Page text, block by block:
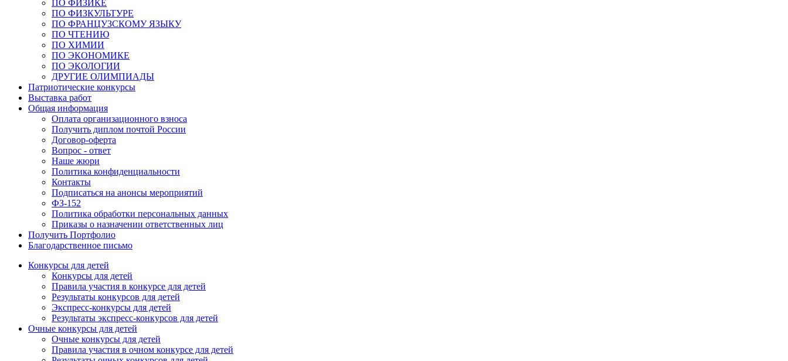
ПО ФИЗИКЕ
ПО ФИЗКУЛЬТУРЕ
ПО ФРАНЦУЗСКОМУ ЯЗЫКУ
ПО ЧТЕНИЮ
ПО ХИМИИ
ПО ЭКОНОМИКЕ
ПО ЭКОЛОГИИ
ДРУГИЕ ОЛИМПИАДЫ
Патриотические конкурсы
Выставка работ
Общая информация
Оплата организационного взноса
Получить диплом почтой России
Договор-оферта
Вопрос - ответ
Наше жюри
Политика конфиденциальности
Контакты
Подписаться на анонсы мероприятий
ФЗ-152
Политика обработки персональных данных
Приказы о назначении ответственных лиц
Получить Портфолио
Благодарственное письмо
Конкурсы для детей
Конкурсы для детей
Правила участия в конкурсе для детей
Результаты конкурсов для детей
Экспресс-конкурсы для детей
Результаты экспресс-конкурсов для детей
Очные конкурсы для детей
Очные конкурсы для детей
Правила участия в очном конкурсе для детей